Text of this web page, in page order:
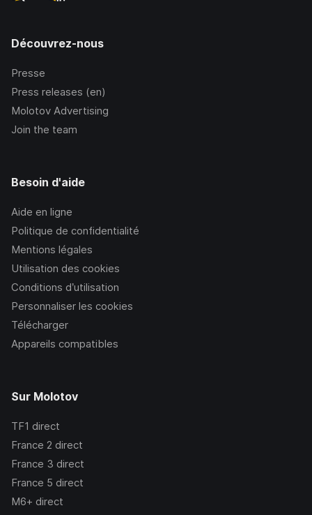
Découvrez-nous
Presse
Press releases (en)
Molotov Advertising
Join the team
Besoin d'aide
Aide en ligne
Politique de confidentialité
Mentions légales
Utilisation des cookies
Conditions d’utilisation
Personnaliser les cookies
Télécharger
Appareils compatibles
Sur Molotov
TF1 direct
France 2 direct
France 3 direct
France 5 direct
M6+ direct